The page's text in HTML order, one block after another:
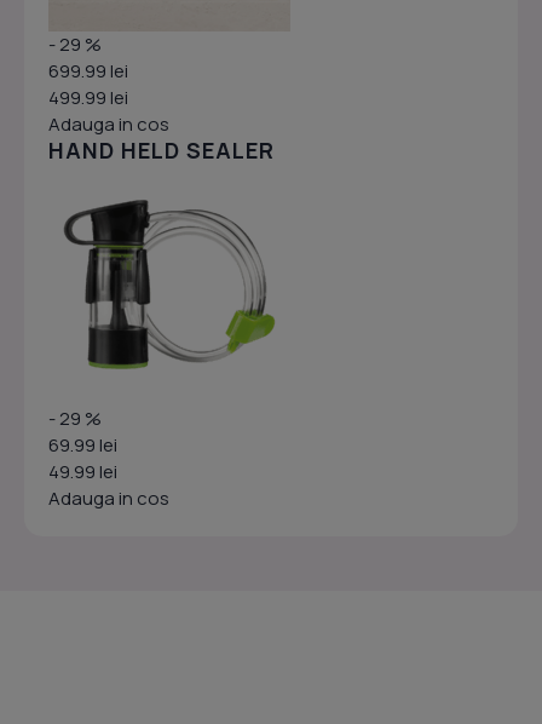
- 29 %
699.99 lei
499.99 lei
Adauga in cos
HAND HELD SEALER
- 29 %
69.99 lei
49.99 lei
Adauga in cos